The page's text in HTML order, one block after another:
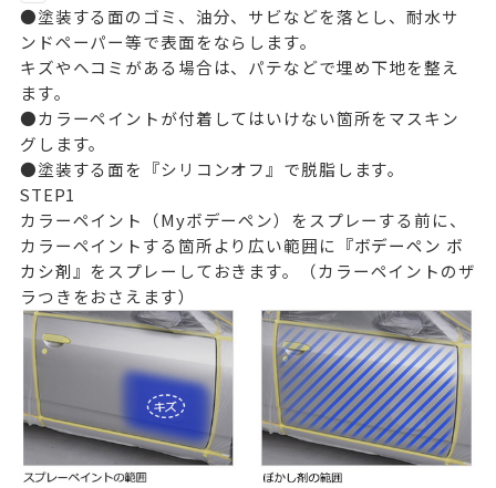
●塗装する面のゴミ、油分、サビなどを落とし、耐水サ
ンドペーパー等で表面をならします。
キズやヘコミがある場合は、パテなどで埋め下地を整え
ます。
●カラーペイントが付着してはいけない箇所をマスキン
グします。
●塗装する面を『シリコンオフ』で脱脂します。
STEP1
カラーペイント（Myボデーペン）をスプレーする前に、
カラーペイントする箇所より広い範囲に 『ボデーペン ボ
カシ剤』 をスプレーしておきます。（カラーペイントのザ
ラつきをおさえます）